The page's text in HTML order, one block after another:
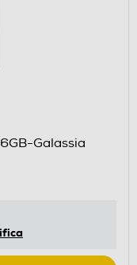
Galassia